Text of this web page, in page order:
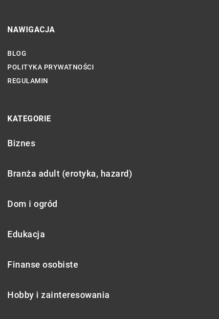
NAWIGACJA
BLOG
POLITYKA PRYWATNOŚCI
REGULAMIN
KATEGORIE
Biznes
Branża adult (erotyka, hazard)
Dom i ogród
Edukacja
Finanse osobiste
Hobby i zainteresowania